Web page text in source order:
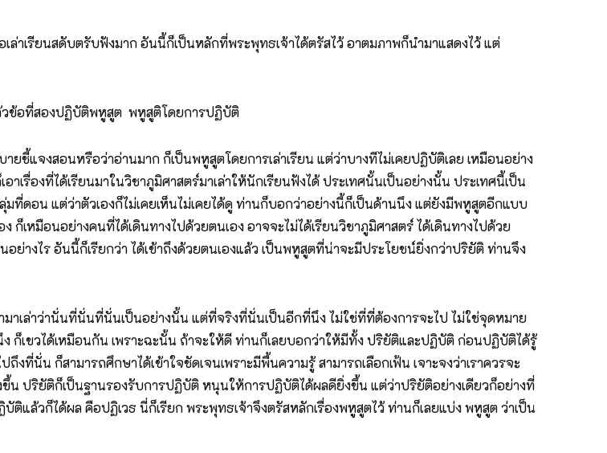
รียนสดับตรับฟังมาก อันนี้ก็เป็นหลักที่พระพุทธเจ้าได้ตรัสไว้ อาตมภาพก็นำมาแสดงไว้ แต่
อที่สองปฏิบัติพหูสูต พหูสูติโดยการปฏิบัติ
จงสอนหรือว่าอ่านมาก ก็เป็นพหูสูตโดยการเล่าเรียน แต่ว่าบางทีไม่เคยปฏิบัติเลย เหมือนอย่าง
เรื่องที่ได้เรียนมาในวิชาภูมิศาสตร์มาเล่าให้นักเรียนฟังได้ ประเทศนั้นเป็นอย่างนั้น ประเทศนี้เป็น
มที่ดอน แต่ว่าตัวเองก็ไม่เคยเห็นไม่เคยได้ดู ท่านก็บอกว่าอย่างนี้ก็เป็นด้านนึง แต่ยังมีพหูสูตอีกแบบ
หมือนอย่างคนที่ได้เดินทางไปด้วยตนเอง อาจจะไม่ได้เรียนวิชาภูมิศาสตร์ ได้เดินทางไปด้วย
างไร อันนี้ก็เรียกว่า ได้เข้าถึงด้วยตนเองแล้ว เป็นพหูสูตที่น่าจะมีประโยชน์ยิ่งกว่าปริยัติ ท่านจึง
ล่าว่านั่นที่นั่นที่นั่นเป็นอย่างนั้น แต่ที่จริงที่นั่นเป็นอีกที่นึง ไม่ใช่ที่ที่ต้องการจะไป ไม่ใช่จุดหมาย
ก็เขวได้เหมือนกัน เพราะฉะนั้น ถ้าจะให้ดี ท่านก็เลยบอกว่าให้มีทั้ง ปริยัติและปฏิบัติ ก่อนปฏิบัติได้รู้
ที่นั่น ก็สามารถศึกษาได้เข้าใจชัดเจนเพราะมีพื้นความรู้ สามารถเลือกเฟ้น เจาะจงว่าเราควรจะ
น ปริยัติก็เป็นฐานรองรับการปฏิบัติ หนุนให้การปฏิบัติได้ผลดียิ่งขึ้น แต่ว่าปริยัติอย่างเดียวก็อย่างที่
แล้วก็ได้ผล คือปฏิเวธ นี่ก็เรียก พระพุทธเจ้าจึงตรัสหลักเรื่องพหูสูตไว้ ท่านก็เลยแบ่ง พหูสูต ว่าเป็น